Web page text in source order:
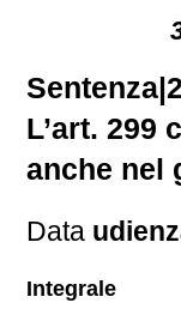
L’art. 299
anche nel
Data
Integrale